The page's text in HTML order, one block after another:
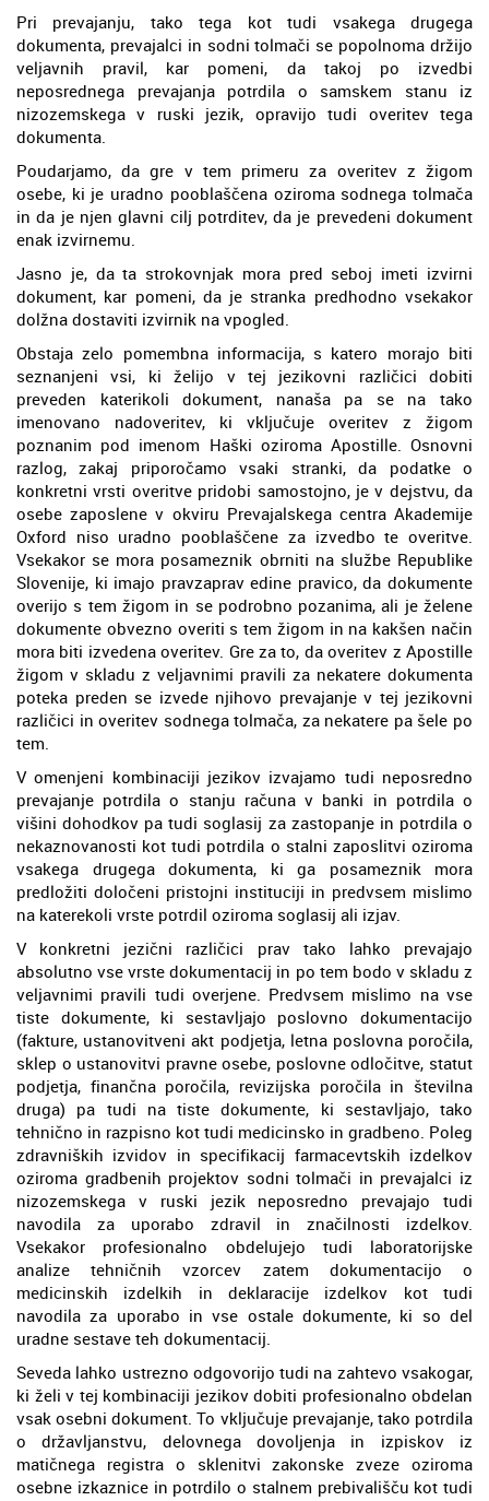
Pri prevajanju, tako tega kot tudi vsakega drugega
dokumenta, prevajalci in sodni tolmači se popolnoma držijo
veljavnih pravil, kar pomeni, da takoj po izvedbi
neposrednega prevajanja potrdila o samskem stanu iz
nizozemskega v ruski jezik, opravijo tudi overitev tega
dokumenta.
Poudarjamo, da gre v tem primeru za overitev z žigom
osebe, ki je uradno pooblaščena oziroma sodnega tolmača
in da je njen glavni cilj potrditev, da je prevedeni dokument
enak izvirnemu.
Jasno je, da ta strokovnjak mora pred seboj imeti izvirni
dokument, kar pomeni, da je stranka predhodno vsekakor
dolžna dostaviti izvirnik na vpogled.
Obstaja zelo pomembna informacija, s katero morajo biti
seznanjeni vsi, ki želijo v tej jezikovni različici dobiti
preveden katerikoli dokument, nanaša pa se na tako
imenovano nadoveritev, ki vključuje overitev z žigom
poznanim pod imenom Haški oziroma Apostille. Osnovni
razlog, zakaj priporočamo vsaki stranki, da podatke o
konkretni vrsti overitve pridobi samostojno, je v dejstvu, da
osebe zaposlene v okviru Prevajalskega centra Akademije
Oxford niso uradno pooblaščene za izvedbo te overitve.
Vsekakor se mora posameznik obrniti na službe Republike
Slovenije, ki imajo pravzaprav edine pravico, da dokumente
overijo s tem žigom in se podrobno pozanima, ali je želene
dokumente obvezno overiti s tem žigom in na kakšen način
mora biti izvedena overitev. Gre za to, da overitev z Apostille
žigom v skladu z veljavnimi pravili za nekatere dokumenta
poteka preden se izvede njihovo prevajanje v tej jezikovni
različici in overitev sodnega tolmača, za nekatere pa šele po
tem.
V omenjeni kombinaciji jezikov izvajamo tudi neposredno
prevajanje potrdila o stanju računa v banki in potrdila o
višini dohodkov pa tudi soglasij za zastopanje in potrdila o
nekaznovanosti kot tudi potrdila o stalni zaposlitvi oziroma
vsakega drugega dokumenta, ki ga posameznik mora
predložiti določeni pristojni instituciji in predvsem mislimo
na katerekoli vrste potrdil oziroma soglasij ali izjav.
V konkretni jezični različici prav tako lahko prevajajo
absolutno vse vrste dokumentacij in po tem bodo v skladu z
veljavnimi pravili tudi overjene. Predvsem mislimo na vse
tiste dokumente, ki sestavljajo poslovno dokumentacijo
(fakture, ustanovitveni akt podjetja, letna poslovna poročila,
sklep o ustanovitvi pravne osebe, poslovne odločitve, statut
podjetja, finančna poročila, revizijska poročila in številna
druga) pa tudi na tiste dokumente, ki sestavljajo, tako
tehnično in razpisno kot tudi medicinsko in gradbeno. Poleg
zdravniških izvidov in specifikacij farmacevtskih izdelkov
oziroma gradbenih projektov sodni tolmači in prevajalci iz
nizozemskega v ruski jezik neposredno prevajajo tudi
navodila za uporabo zdravil in značilnosti izdelkov.
Vsekakor profesionalno obdelujejo tudi laboratorijske
analize tehničnih vzorcev zatem dokumentacijo o
medicinskih izdelkih in deklaracije izdelkov kot tudi
navodila za uporabo in vse ostale dokumente, ki so del
uradne sestave teh dokumentacij.
Seveda lahko ustrezno odgovorijo tudi na zahtevo vsakogar,
ki želi v tej kombinaciji jezikov dobiti profesionalno obdelan
vsak osebni dokument. To vključuje prevajanje, tako potrdila
o državljanstvu, delovnega dovoljenja in izpiskov iz
matičnega registra o sklenitvi zakonske zveze oziroma
osebne izkaznice in potrdilo o stalnem prebivališču kot tudi